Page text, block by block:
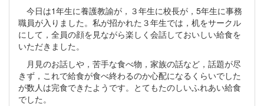
今日は1年生に養護教諭が，３年生に校長が，5年生に事務
職員が入りました。私が招かれた３年生では，机をサークル
にして，全員の顔を見ながら楽しく会話しておいしい給食を
いただきました。
月見のお話しや，苦手な食べ物，家族の話など，話題が尽
きず，これで給食が食べ終わるのか心配になるくらいでした
が数人は完食できたようです。とてもたのしいふれあい給食
でした。